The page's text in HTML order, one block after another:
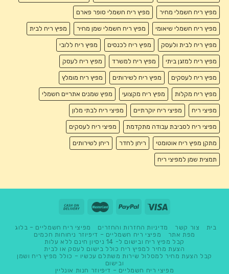
מפיץ ריח חשמלי מחיר מפיץ ריח חשמלי סופר פארם
מפיץ ריח חשמלי שיאומי מפיץ ריח חשמלי שמן מחיר מפיץ ריח לבית
מפיץ ריח לבית ולעסק מפיץ ריח לכנסים מפיץ ריח ללובי
מפיץ ריח למזגן ביתי מפיץ ריח למשרד מפיץ ריח לעסק
מפיץ ריח לעסקים מפיץ ריח לשירותים מפיץ ריח מומלץ
מפיץ ריח מקלות מפיץ ריח מקצועי מפיץ שמנים אתריים חשמלי
מפיצי ריח מפיצי ריח יוקרתיים מפיצי ריח לבתי מלון
מפיצי ריח לסביבת עבודה מתקדמת מפיצי ריח לעסקים
מתקן מפיץ ריח אוטומטי ריחן לחדר ריחן לשירותים
תמצית שמן למפיצי ריח
בית צור קשר מדיניות החזרות והחזרים
מפיצי ריח חשמליים – בלוג
מפת אתר
מפיצי ריח חשמליים – דיפיוזר ניחוחות חכמים
קבל מפיץ ריח ובישום ל- 14 ניסיון חינם ללא עלות
הצעת מחיר למפיץ ריח כולל בישום לעסק או לבית
קבל הצעת מחיר למסלול שירות משתלם עכשיו – כולל מפיץ ריח ושמן
ובישום
מפיצי ריח חשמליים – דיפיוזר חנות אונליין